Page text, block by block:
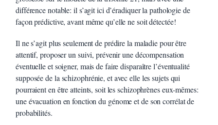
différence notable: il s’agit ici d’éradiquer la pathologie de
façon prédictive, avant même qu’elle ne soit détectée!
Il ne s’agit plus seulement de prédire la maladie pour être
attentif, proposer un suivi, prévenir une décompensation
éventuelle et soigner, mais de faire disparaître l’éventualité
supposée de la schizophrénie, et avec elle les sujets qui
pourraient en être atteints, soit les schizophrènes eux-mêmes:
une évacuation en fonction du génome et de son corrélat de
probabilités.